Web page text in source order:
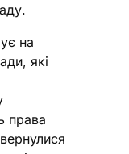
на
які
права